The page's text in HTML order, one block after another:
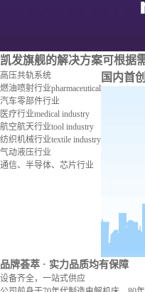
凯发旗舰的解决方案可根据
高压共轨系统
燃油喷射行业pharmaceutical
汽车零部件行业
医疗行业medical industry
航空航天行业tool industry
纺织机械行业textile industry
气动液压行业
通信、半导体、芯片行业
国内首
品牌荟萃 · 实力品质均有保障
设备齐全，一站式供应